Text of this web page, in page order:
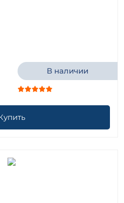
В наличии